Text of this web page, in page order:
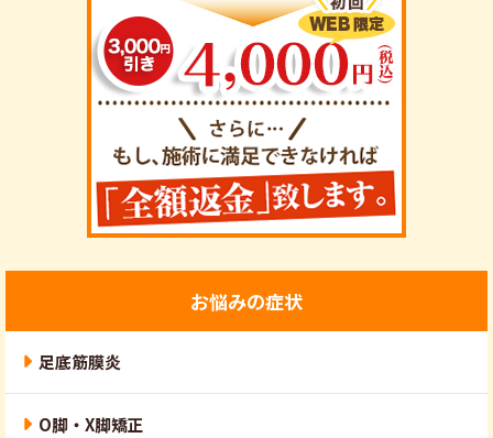
お悩みの症状
足底筋膜炎
O脚・X脚矯正